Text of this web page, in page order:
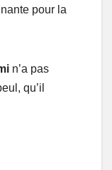
pour la
n’a pas
qu’il